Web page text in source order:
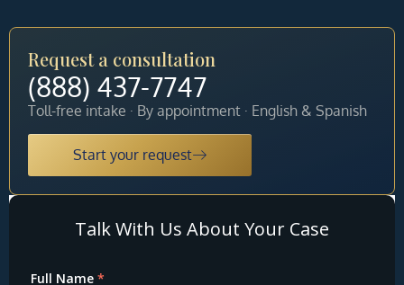
Request a consultation
(888) 437-7747
Toll-free intake · By appointment · English & Spanish
Start your request